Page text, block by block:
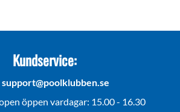
Kundservice:
support@poolklubben.se
öppen vardagar: 15.00 - 16.30